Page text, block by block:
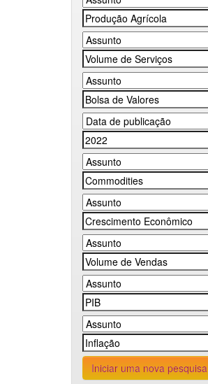
Iniciar uma nova pesquisa